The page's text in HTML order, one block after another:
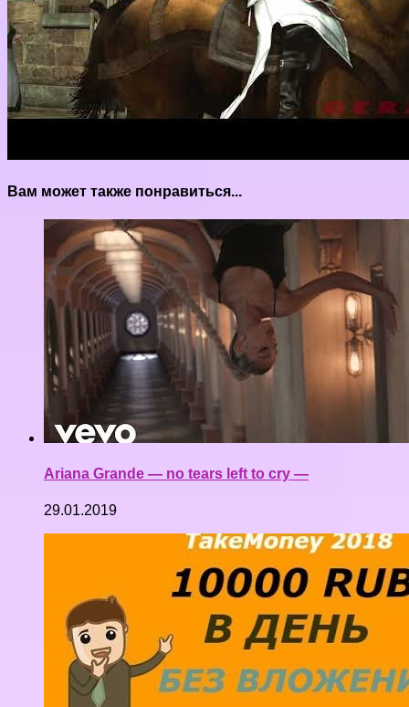
Вам может также понравиться...
Ariana Grande — no tears left to cry —
29.01.2019